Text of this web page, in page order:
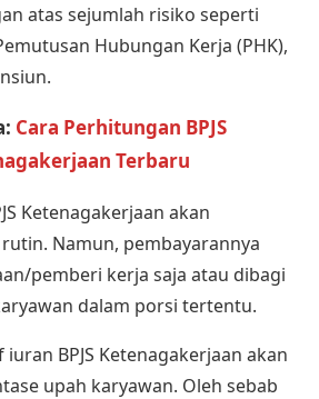
atas sejumlah risiko seperti
Hubungan Kerja (PHK),
Cara Perhitungan BPJS
Terbaru
Ketenagakerjaan akan
Namun, pembayarannya
pemberi kerja saja atau dibagi
dalam porsi tertentu.
BPJS Ketenagakerjaan akan
upah karyawan. Oleh sebab